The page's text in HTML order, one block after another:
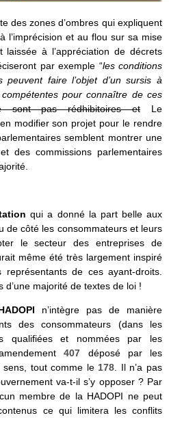
des zones d’ombres qui expliquent
l’imprécision et au flou sur sa mise
à l’appréciation de décrets
par exemple “les conditions
peuvent faire l’objet d’un sursis à
pour connaître de ces
sont pas rédhibitoires etLe
modifier son projet pour le rendre
semblent montrer une
des commissions parlementaires
qui a donné la part belle aux
de côté les consommateurs et leurs
le secteur des entreprises de
même été très largement inspiré
de ces ayant-droits.
d’une majorité de textes de loi !
n’intègre pas de manière
des consommateurs (dans les
qualifiées et nommées par les
407 déposé par les
tout comme le 178. Il n’a pas
va-t-il s’y opposer ? Par
membre de la HADOPI ne peut
ce qui limitera les conflits